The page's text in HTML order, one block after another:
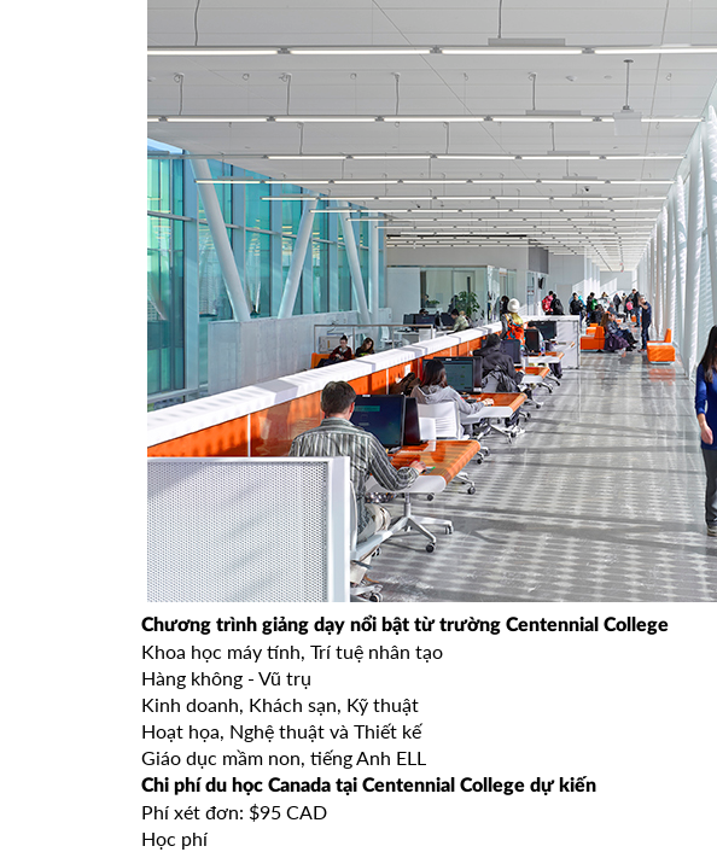
Chương trình giảng dạy nổi bật từ trường Centennial College
Khoa học máy tính, Trí tuệ nhân tạo
Hàng không - Vũ trụ
Kinh doanh, Khách sạn, Kỹ thuật
Hoạt họa, Nghệ thuật và Thiết kế
Giáo dục mầm non, tiếng Anh ELL
Chi phí du học Canada tại Centennial College dự kiến
Phí xét đơn: $95 CAD
Học phí